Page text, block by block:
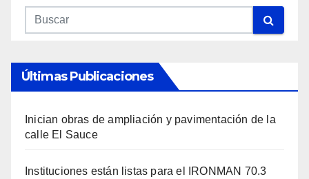
Últimas Publicaciones
Inician obras de ampliación y pavimentación de la
calle El Sauce
Instituciones están listas para el IRONMAN 70.3